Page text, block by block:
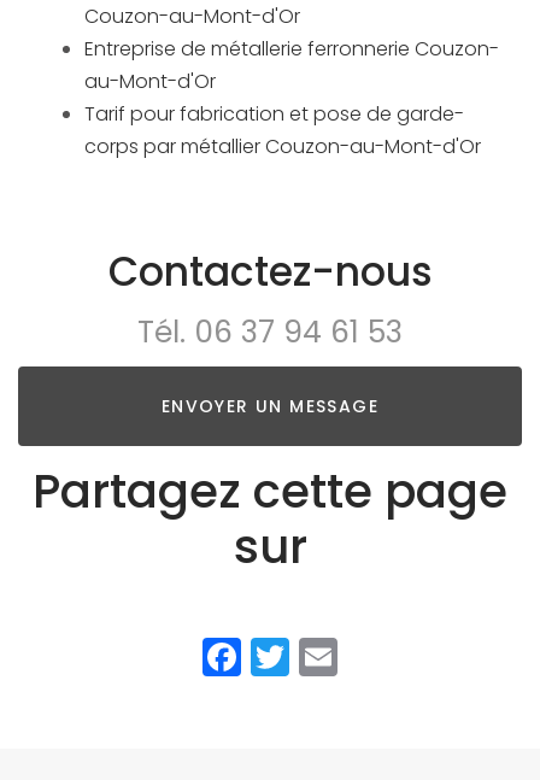
Couzon-au-Mont-d'Or
Entreprise de métallerie ferronnerie Couzon-
au-Mont-d'Or
Tarif pour fabrication et pose de garde-
corps par métallier Couzon-au-Mont-d'Or
Contactez-nous
Tél. 06 37 94 61 53
ENVOYER UN MESSAGE
Partagez cette page
sur
Facebook
Twitter